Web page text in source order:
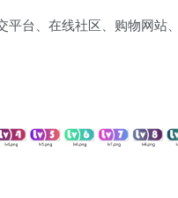
平台、在线社区、购物网站